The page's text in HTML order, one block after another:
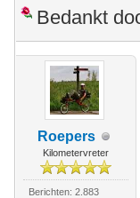
Bedankt
Roepers
Kilometervreter
Berichten: 2.883